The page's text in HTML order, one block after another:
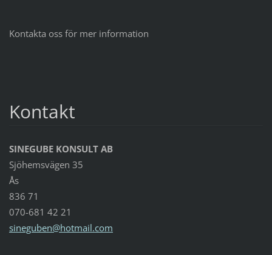
Kontakta oss för mer information
Kontakt
SINEGUBE KONSULT AB
Sjöhemsvägen 35
Ås
836 71
070-681 42 21
sineguben@hotmail.com